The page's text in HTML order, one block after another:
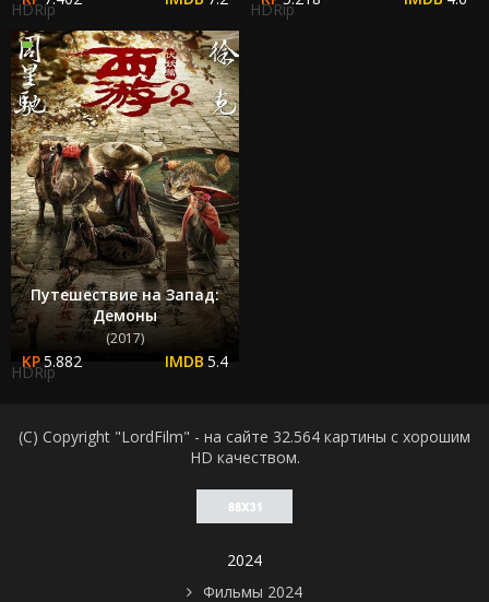
HDRip HDRip
Путешествие на Запад:
Демоны
(2017)
5.882 5.4
HDRip
(C) Copyright "LordFilm" - на сайте 32.564 картины с хорошим
HD качеством.
2024
Фильмы 2024